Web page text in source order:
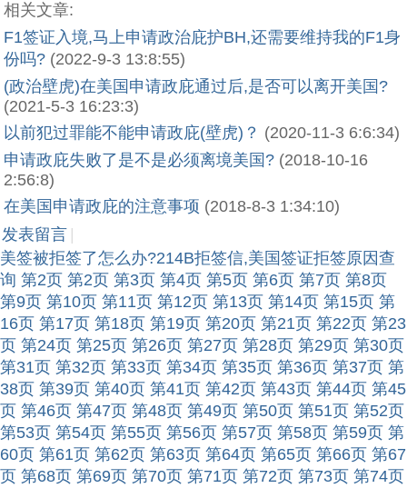
相关文章:
F1签证入境,马上申请政治庇护BH,还需要维持我的F1身
份吗? (2022-9-3 13:8:55)
(政治壁虎)在美国申请政庇通过后,是否可以离开美国?
(2021-5-3 16:23:3)
以前犯过罪能不能申请政庇(壁虎)？ (2020-11-3 6:6:34)
申请政庇失败了是不是必须离境美国? (2018-10-16
2:56:8)
在美国申请政庇的注意事项 (2018-8-3 1:34:10)
发表留言
美签被拒签了怎么办?214B拒签信,美国签证拒签原因查
询 第2页 第2页 第3页 第4页 第5页 第6页 第7页 第8页
第9页 第10页 第11页 第12页 第13页 第14页 第15页 第
16页 第17页 第18页 第19页 第20页 第21页 第22页 第23
页 第24页 第25页 第26页 第27页 第28页 第29页 第30页
第31页 第32页 第33页 第34页 第35页 第36页 第37页 第
38页 第39页 第40页 第41页 第42页 第43页 第44页 第45
页 第46页 第47页 第48页 第49页 第50页 第51页 第52页
第53页 第54页 第55页 第56页 第57页 第58页 第59页 第
60页 第61页 第62页 第63页 第64页 第65页 第66页 第67
页 第68页 第69页 第70页 第71页 第72页 第73页 第74页